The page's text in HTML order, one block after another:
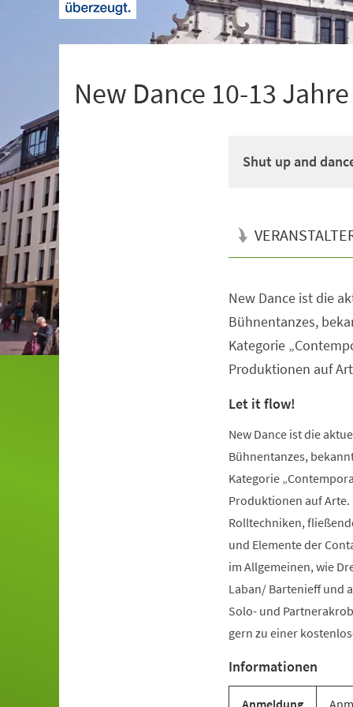
New Dance 10-13
Shut up and
New Dance ist die
Bühnentanzes,
Kategorie
Produktionen auf
Let it flow!
New Dance ist die
Bühnentanzes,
Kategorie
Produktionen auf Arte.
Rolltechniken,
und Elemente der
im Allgemeinen, wie
Laban/ Bartenieff und
Solo- und
gern zu einer
Informationen
Anmeldung